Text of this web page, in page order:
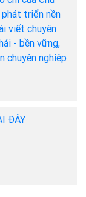
phát triển nền
viết chuyên
- bền vững,
chuyên nghiệp
ĐÂY